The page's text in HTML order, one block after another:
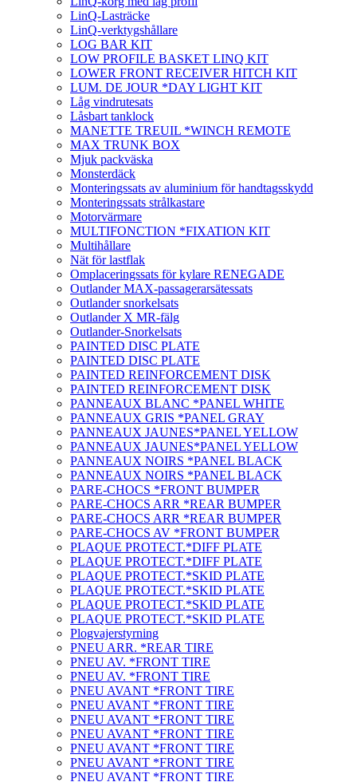
LinQ-Lasträcke
LinQ-verktygshållare
LOG BAR KIT
LOW PROFILE BASKET LINQ KIT
LOWER FRONT RECEIVER HITCH KIT
LUM. DE JOUR *DAY LIGHT KIT
Låg vindrutesats
Låsbart tanklock
MANETTE TREUIL *WINCH REMOTE
MAX TRUNK BOX
Mjuk packväska
Monsterdäck
Monteringssats av aluminium för handtagsskydd
Monteringssats strålkastare
Motorvärmare
MULTIFONCTION *FIXATION KIT
Multihållare
Nät för lastflak
Omplaceringssats för kylare RENEGADE
Outlander MAX-passagerarsätessats
Outlander snorkelsats
Outlander X MR-fälg
Outlander-Snorkelsats
PAINTED DISC PLATE
PAINTED DISC PLATE
PAINTED REINFORCEMENT DISK
PAINTED REINFORCEMENT DISK
PANNEAUX BLANC *PANEL WHITE
PANNEAUX GRIS *PANEL GRAY
PANNEAUX JAUNES*PANEL YELLOW
PANNEAUX JAUNES*PANEL YELLOW
PANNEAUX NOIRS *PANEL BLACK
PANNEAUX NOIRS *PANEL BLACK
PARE-CHOCS *FRONT BUMPER
PARE-CHOCS ARR *REAR BUMPER
PARE-CHOCS ARR *REAR BUMPER
PARE-CHOCS AV *FRONT BUMPER
PLAQUE PROTECT.*DIFF PLATE
PLAQUE PROTECT.*DIFF PLATE
PLAQUE PROTECT.*SKID PLATE
PLAQUE PROTECT.*SKID PLATE
PLAQUE PROTECT.*SKID PLATE
PLAQUE PROTECT.*SKID PLATE
Plogvajerstyrning
PNEU ARR. *REAR TIRE
PNEU AV. *FRONT TIRE
PNEU AV. *FRONT TIRE
PNEU AVANT *FRONT TIRE
PNEU AVANT *FRONT TIRE
PNEU AVANT *FRONT TIRE
PNEU AVANT *FRONT TIRE
PNEU AVANT *FRONT TIRE
PNEU AVANT *FRONT TIRE
PNEU AVANT *FRONT TIRE